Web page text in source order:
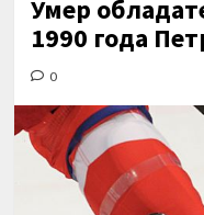
Умер
1990 года
0